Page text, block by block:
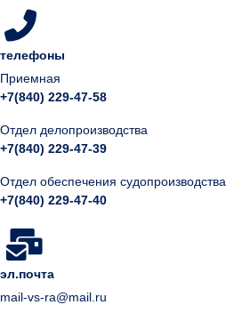
телефоны
Приемная
+7(840) 229-47-58
Отдел делопроизводства
+7(840) 229-47-39
Отдел обеспечения судопроизводства
+7(840) 229-47-40
эл.почта
mail-vs-ra@mail.ru